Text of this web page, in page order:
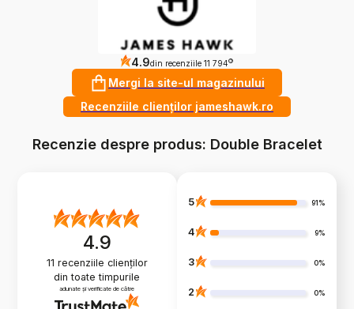
4.9din recenziile 11 794 ?
Mergi la site-ul magazinului
Recenziile clienților jameshawk.ro
Recenzie despre produs: Double Bracelet
4.9
11 recenziile clienților
din toate timpurile
adunate și verificate de către
5 91%
4 9%
3 0%
2 0%